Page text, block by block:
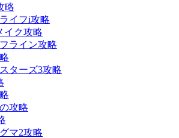
略
イフi攻略
イク攻略
ライン攻略
ターズ3攻略
攻略
マ2攻略